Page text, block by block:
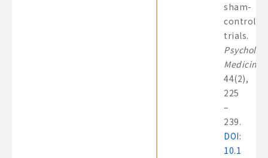
sham-
trials.
Medicine
44(2),
225
–
239.
DOI:
10.1